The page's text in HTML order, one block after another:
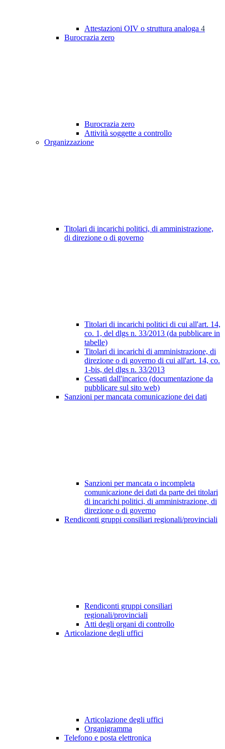
Attestazioni OIV o struttura analoga 4
Burocrazia zero
Burocrazia zero
Attività soggette a controllo
Organizzazione
Titolari di incarichi politici, di amministrazione,
di direzione o di governo
Titolari di incarichi politici di cui all'art. 14,
co. 1, del dlgs n. 33/2013 (da pubblicare in
tabelle)
Titolari di incarichi di amministrazione, di
direzione o di governo di cui all'art. 14, co.
1-bis, del dlgs n. 33/2013
Cessati dall'incarico (documentazione da
pubblicare sul sito web)
Sanzioni per mancata comunicazione dei dati
Sanzioni per mancata o incompleta
comunicazione dei dati da parte dei titolari
di incarichi politici, di amministrazione, di
direzione o di governo
Rendiconti gruppi consiliari regionali/provinciali
Rendiconti gruppi consiliari
regionali/provinciali
Atti degli organi di controllo
Articolazione degli uffici
Articolazione degli uffici
Organigramma
Telefono e posta elettronica